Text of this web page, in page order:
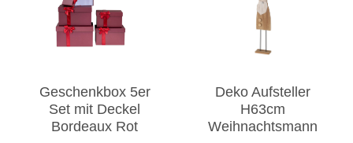
Geschenkbox 5er
Set mit Deckel
Bordeaux Rot
Deko Aufsteller
H63cm
Weihnachtsmann